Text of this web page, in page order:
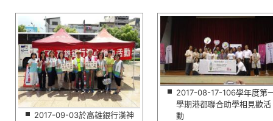
2017-09-03於高雄銀行漢神
2017-08-17-106學年度第
學期港都聯合助學相見歡活
動